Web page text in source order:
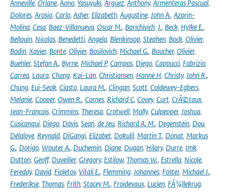
Anneville, Orlane, Aono, Yasuyuki, Arguez, Anthony, Armenteras Pascual,
Dolores, Arosio, Carlo, Asher, Elizabeth, Augustine, John A., Azorin-
Molina, Cesa, Baez-Villanueva, Oscar M., Barichivich, J., Beck, Hylke E.,
Bellouin, Nicolas, Benedetti, Angela, Blenkinsop, Stephen, Bock, Olivier,
Bodin, Xavier, Bonte, Olivier, Bosilovich, Michael G., Boucher, Olivier,
Buehler, Stefan A., Byrne, Michael P, Campos, Diego, Cappucci, Fabrizio,
Carrea, Laura, Chang, Kai-Lan, Christiansen, Hanne H, Christy, John R.,
Chung, Eui-Seok, Ciasto, Laura M., Clingan, Scott, Coldewey-Egbers,
Melanie, Cooper, Owen R., Cornes, Richard C, Covey, Curt, CrÃ©taux,
Jean-Francois, Crimmins, Theresa, Crotwell, Molly, Culpepper, Joshua,
Cusicanqui, Diego, Davis, Sean, de Jeu, Richard A. M., Degenstein, Dou,
Delaloye, Reynald, DiGangi, Elizabet, Dokulil, Martin T., Donat, Markus
G., Dorigo, Wouter A., Duchemin, Diane, Dugan, Hilary, Durre, Imk,
Dutton, Geoff, Duveiller, Gregory, Estilow, Thomas W., Estrella, Nicole,
Fereday, David, Fioletov, Vitali E., Flemming, Johannes, Foster, Michael J.,
Frederikse, Thomas, Frith, Stacey M., Froidevaux, Lucien, FÃ¼llekrug,